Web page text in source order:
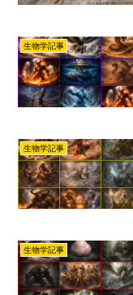
生物学記事
生物学記事
生物学記事